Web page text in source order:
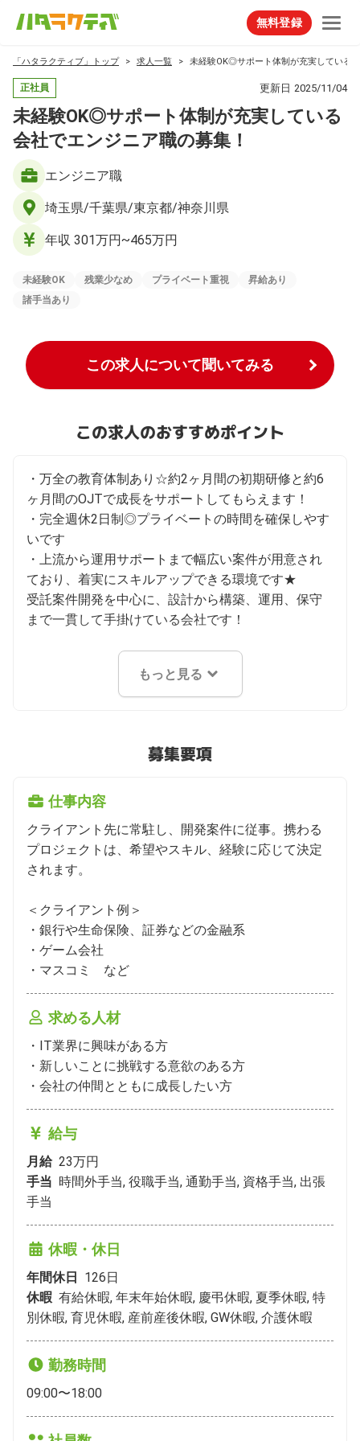
無料登録
「ハタラクティブ」トップ 求人一覧 未経験OK◎サポート体制が充実している
正社員 更新日 2025/11/04
未経験OK◎サポート体制が充実している
会社でエンジニア職の募集！
エンジニア職
埼玉県/千葉県/東京都/神奈川県
年収 301万円~465万円
未経験OK 残業少なめ プライベート重視
昇給あり
諸手当あり
この求人について聞いてみる
この求人のおすすめポイント
・万全の教育体制あり☆約2ヶ月間の初期研修と約6
ヶ月間のOJTで成長をサポートしてもらえます！
・完全週休2日制◎プライベートの時間を確保しやす
いです
・上流から運用サポートまで幅広い案件が用意され
ており、着実にスキルアップできる環境です★
受託案件開発を中心に、設計から構築、運用、保守
まで一貫して手掛けている会社です！
もっと見る
募集要項
仕事内容
クライアント先に常駐し、開発案件に従事。携わる
プロジェクトは、希望やスキル、経験に応じて決定
されます。
＜クライアント例＞
・銀行や生命保険、証券などの金融系
・ゲーム会社
・マスコミ　など
求める人材
・IT業界に興味がある方
・新しいことに挑戦する意欲のある方
・会社の仲間とともに成長したい方
給与
月給 23万円
手当 時間外手当, 役職手当, 通勤手当, 資格手当, 出張
手当
休暇・休日
年間休日 126日
休暇 有給休暇, 年末年始休暇, 慶弔休暇, 夏季休暇, 特
別休暇, 育児休暇, 産前産後休暇, GW休暇, 介護休暇
勤務時間
09:00〜18:00